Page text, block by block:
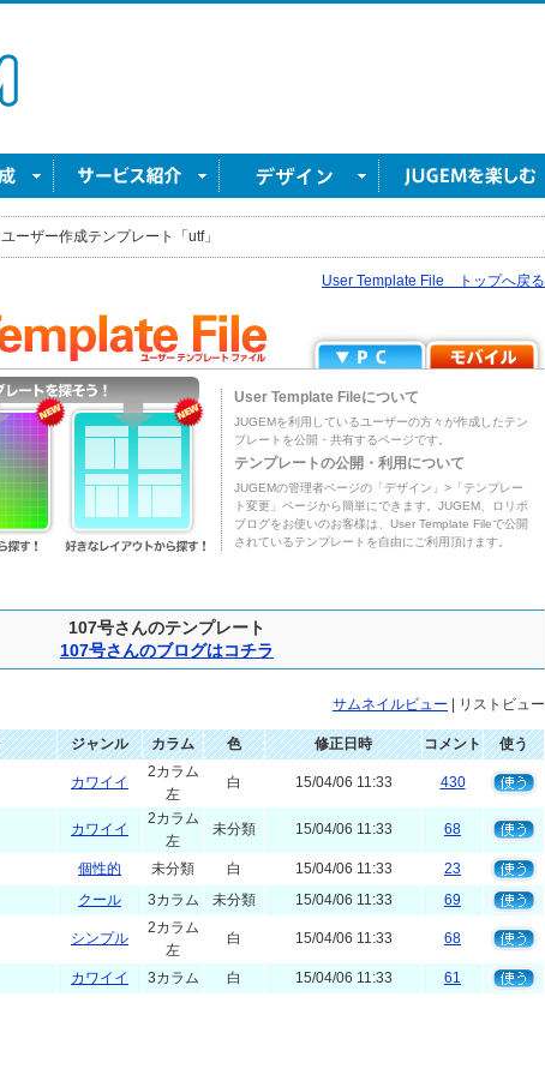
ユーザー作成テンプレート「utf」
User Template File トップへ戻る
User Template Fileについて
JUGEMを利用しているユーザーの方々が作成したテン
プレートを公開・共有するページです。
テンプレートの公開・利用について
JUGEMの管理者ページの「デザイン」>「テンプレー
ト変更」ページから簡単にできます。JUGEM、ロリポ
ブログをお使いのお客様は、User Template Fileで公開
されているテンプレートを自由にご利用頂けます。
107号さんのテンプレート
107号さんのブログはコチラ
サムネイルビュー | リストビュー
ジャンル カラム 色 修正日時 コメント 使う
カワイイ
2カラム
左
白 15/04/06 11:33 430
カワイイ
2カラム
左
未分類 15/04/06 11:33 68
個性的 未分類 白 15/04/06 11:33
23
クール 3カラム 未分類 15/04/06 11:33 69
シンプル
2カラム
左
白 15/04/06 11:33 68
カワイイ 3カラム 白 15/04/06 11:33 61